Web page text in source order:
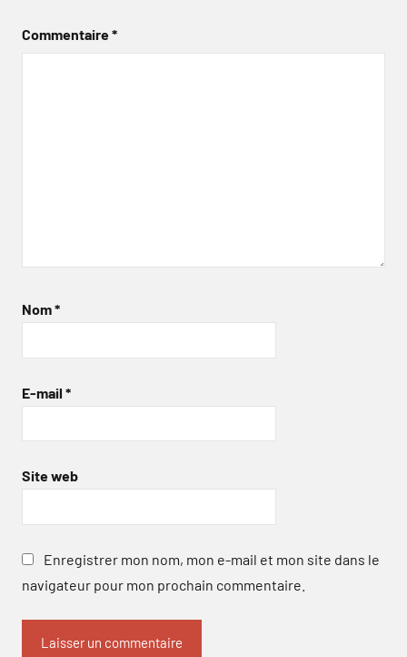
Commentaire*
Nom*
E-mail *
Site web
Enregistrer mon nom, mon e-mail et mon site dans le
navigateur pour mon prochain commentaire.